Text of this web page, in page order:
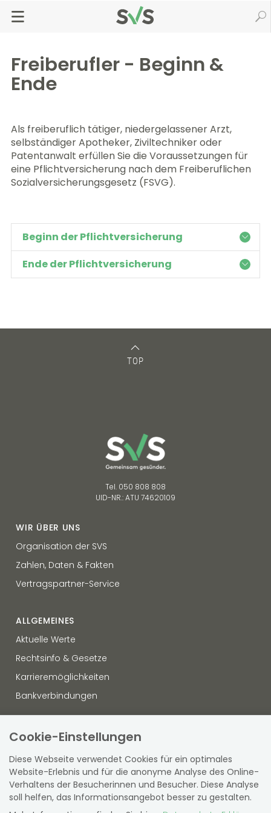
Cookie-Einstellungen
Diese Webseite verwendet Cookies für ein optimales
Website-Erlebnis und für die anonyme Analyse des Online-
Verhaltens der Besucherinnen und Besucher. Diese Analyse
soll helfen, das Informationsangebot besser zu gestalten.
Seiteninhalt
springen
Navigation
springen
Startseite Versicherung & Beiträge
Neue Selbständige & Freiberufler
Freiberufler - Beginn & Ende
Freiberufler - Beginn &
Ende
Als freiberuflich tätiger, niedergelassener Arzt,
selbständiger Apotheker, Ziviltechniker oder
Patentanwalt erfüllen Sie die Voraussetzungen für
eine Pflichtversicherung nach dem Freiberuflichen
Sozialversicherungsgesetz (FSVG).
Beginn der Pflichtversicherung
Ende der Pflichtversicherung
TOP
Tel. 050 808 808
UID-NR.: ATU 74620109
WIR ÜBER UNS
Organisation der SVS
Zahlen, Daten & Fakten
Vertragspartner-Service
ALLGEMEINES
Aktuelle Werte
Rechtsinfo & Gesetze
Karrieremöglichkeiten
Bankverbindungen
OFFENLEGUNG
Hinweisgebersystem
Sitemap